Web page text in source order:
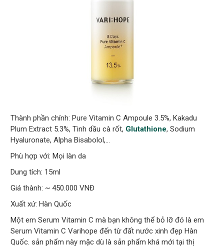
Thành phần chính: Pure Vitamin C Ampoule 3.5%, Kakadu
Plum Extract 5.3%, Tinh dầu cà rốt, Glutathione, Sodium
Hyaluronate, Alpha Bisabolol,…
Phù hợp với: Mọi làn da
Dung tích: 15ml
Giá thành: ~ 450.000 VNĐ
Xuất xứ: Hàn Quốc
Một em Serum Vitamin C mà bạn không thể bỏ lỡ đó là em
Serum Vitamin C Varihope đến từ đất nước xinh đẹp Hàn
Quốc. sản phẩm này mặc dù là sản phẩm khá mới tại thị